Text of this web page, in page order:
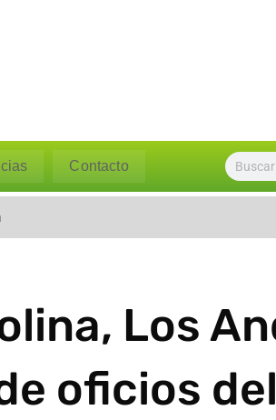
Contacto
Los
oficios